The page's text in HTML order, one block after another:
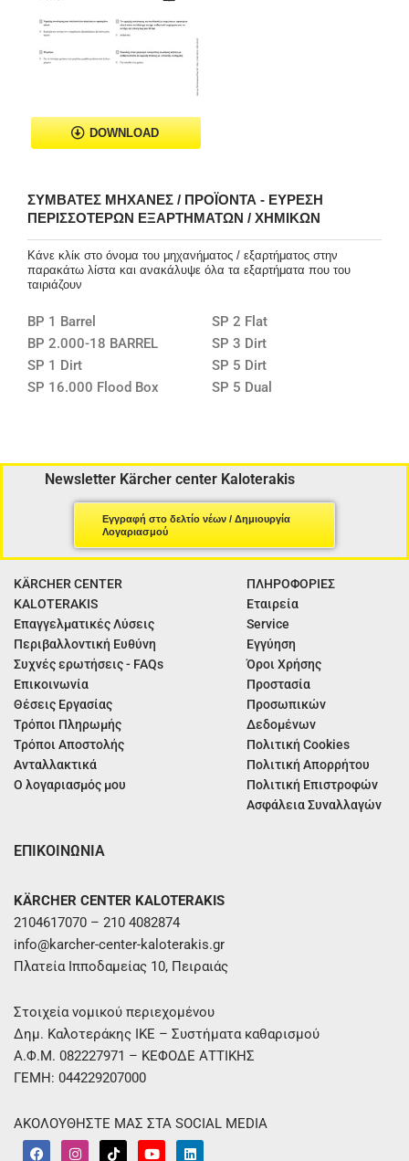
DOWNLOAD
ΣΥΜΒΑΤΈΣ ΜΗΧΑΝΈΣ / ΠΡΟΪΌΝΤΑ - ΕΎΡΕΣΗ
ΠΕΡΙΣΣΌΤΕΡΩΝ ΕΞΑΡΤΗΜΆΤΩΝ / ΧΗΜΙΚΏΝ
Κάνε κλίκ στο όνομα του μηχανήματος / εξαρτήματος στην
παρακάτω λίστα και ανακάλυψε όλα τα εξαρτήματα που του
ταιριάζουν
BP 1 Barrel
BP 2.000-18 BARREL
SP 1 Dirt
SP 16.000 Flood Box
SP 2 Flat
SP 3 Dirt
SP 5 Dirt
SP 5 Dual
Newsletter Kärcher center Kaloterakis
Εγγραφή στο δελτίο νέων / Δημιουργία
Λογαριασμού
KÄRCHER CENTER
KALOTERAKIS
Επαγγελματικές Λύσεις
Περιβαλλοντική Ευθύνη
Συχνές ερωτήσεις - FAQs
Επικοινωνία
Θέσεις Εργασίας
Τρόποι Πληρωμής
Τρόποι Αποστολής
Ανταλλακτικά
Ο λογαριασμός μου
ΠΛΗΡΟΦΟΡΙΕΣ
Εταιρεία
Service
Εγγύηση
Όροι Χρήσης
Προστασία
Προσωπικών
Δεδομένων
Πολιτική Cookies
Πολιτική Απορρήτου
Πολιτική Επιστροφών
Ασφάλεια Συναλλαγών
ΕΠΙΚΟΙΝΩΝΙΑ
KÄRCHER CENTER KALOTERAKIS
2104617070 – 210 4082874
info@karcher-center-kaloterakis.gr
Πλατεία Ιπποδαμείας 10, Πειραιάς
Στοιχεία νομικού περιεχομένου
Δημ. Καλοτεράκης ΙΚΕ – Συστήματα καθαρισμού
Α.Φ.Μ. 082227971 – ΚΕΦΟΔΕ ΑΤΤΙΚΗΣ
ΓΕΜΗ: 044229207000
ΑΚΟΛΟΥΘΗΣΤΕ ΜΑΣ ΣΤΑ SOCIAL MEDIA
F I T Y L